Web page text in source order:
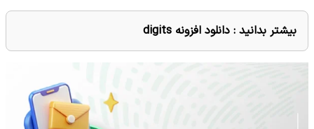
بیشتر بدانید : دانلود افزونه digits